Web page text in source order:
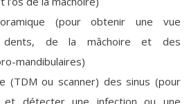
(pour obtenir une vue
dents, de la mâchoire et des
mandibulaires)
(TDM ou scanner) des sinus (pour
et détecter une infection ou une